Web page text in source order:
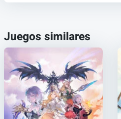
Juegos similares